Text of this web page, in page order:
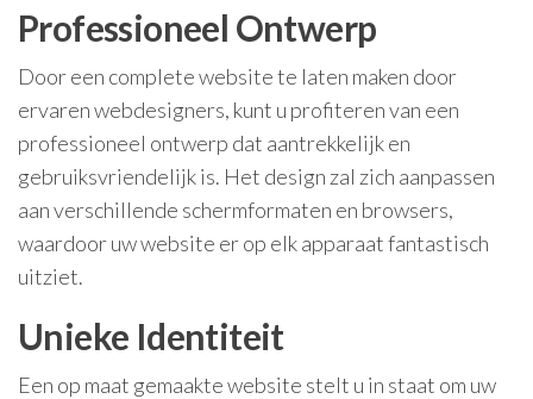
Professioneel Ontwerp
Door een complete website te laten maken door
ervaren webdesigners, kunt u profiteren van een
professioneel ontwerp dat aantrekkelijk en
gebruiksvriendelijk is. Het design zal zich aanpassen
aan verschillende schermformaten en browsers,
waardoor uw website er op elk apparaat fantastisch
uitziet.
Unieke Identiteit
Een op maat gemaakte website stelt u in staat om uw